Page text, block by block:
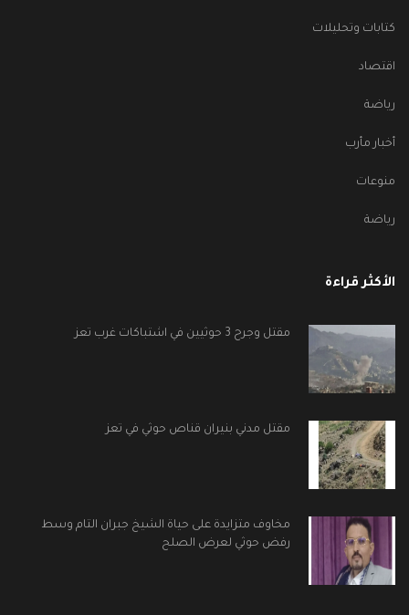
كتابات وتحليلات
اقتصاد
رياضة
أخبار مأرب
منوعات
رياضة
الأكثر قراءة
مقتل وجرح 3 حوثيين في اشتباكات غرب تعز
مقتل مدني بنيران قناص حوثي في تعز
مخاوف متزايدة على حياة الشيخ جبران التام وسط
رفض حوثي لعرض الصلح